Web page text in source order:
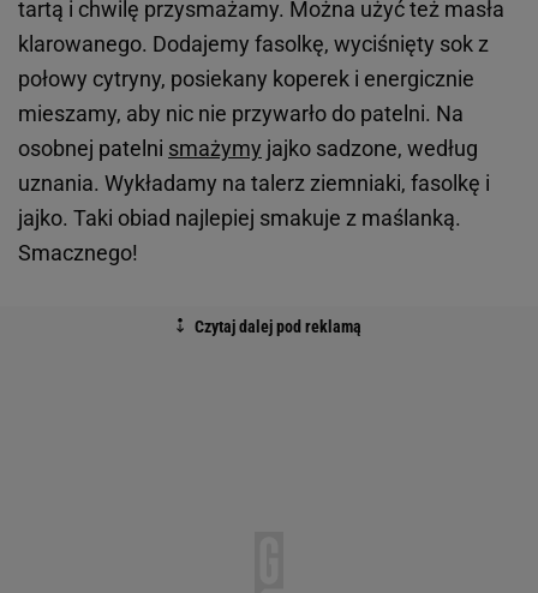
tartą i chwilę przysmażamy. Można użyć też masła
klarowanego. Dodajemy fasolkę, wyciśnięty sok z
połowy cytryny, posiekany koperek i energicznie
mieszamy, aby nic nie przywarło do patelni. Na
osobnej patelni smażymy jajko sadzone, według
uznania. Wykładamy na talerz ziemniaki, fasolkę i
jajko. Taki obiad najlepiej smakuje z maślanką.
Smacznego!